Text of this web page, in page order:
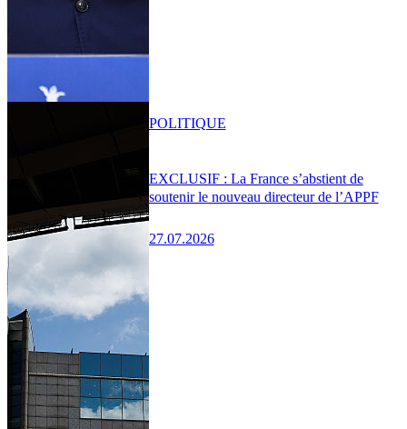
EXCLUSIF : La France s’abstient de
soutenir le nouveau directeur de l’APPF
27.07.2026
POLITIQUE